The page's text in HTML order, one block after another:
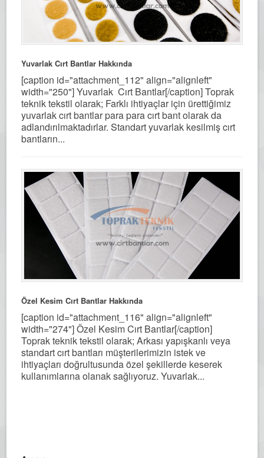
Yuvarlak Cırt Bantlar Hakkında
[caption id="attachment_112" align="alignleft"
width="250"] Yuvarlak Cırt Bantlar[/caption] Toprak
teknik tekstil olarak; Farklı ihtiyaçlar için ürettiğimiz
yuvarlak cırt bantlar para para cırt bant olarak da
adlandırılmaktadırlar. Standart yuvarlak kesilmiş cırt
bantların...
Özel Kesim Cırt Bantlar Hakkında
[caption id="attachment_116" align="alignleft"
width="274"] Özel Kesim Cırt Bantlar[/caption]
Toprak teknik tekstil olarak; Arkası yapışkanlı veya
standart cırt bantları müşterilerimizin istek ve
ihtiyaçları doğrultusunda özel şekillerde keserek
kullanımlarına olanak sağlıyoruz. Yuvarlak...